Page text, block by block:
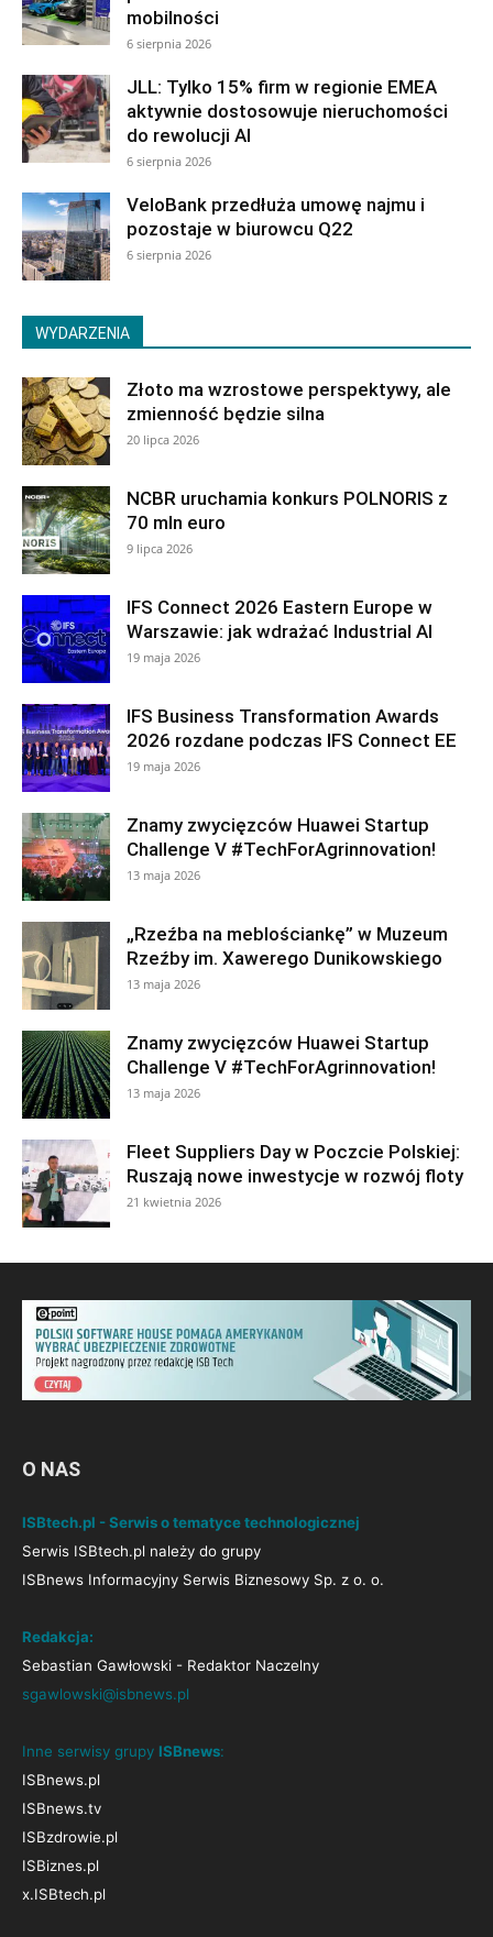
mobilności
6 sierpnia 2026
JLL: Tylko 15% firm w regionie EMEA
aktywnie dostosowuje nieruchomości
do rewolucji AI
6 sierpnia 2026
VeloBank przedłuża umowę najmu i
pozostaje w biurowcu Q22
6 sierpnia 2026
WYDARZENIA
Złoto ma wzrostowe perspektywy, ale
zmienność będzie silna
20 lipca 2026
NCBR uruchamia konkurs POLNORIS z
70 mln euro
9 lipca 2026
IFS Connect 2026 Eastern Europe w
Warszawie: jak wdrażać Industrial AI
19 maja 2026
IFS Business Transformation Awards
2026 rozdane podczas IFS Connect EE
19 maja 2026
Znamy zwycięzców Huawei Startup
Challenge V #TechForAgrinnovation!
13 maja 2026
„Rzeźba na meblościankę” w Muzeum
Rzeźby im. Xawerego Dunikowskiego
13 maja 2026
Znamy zwycięzców Huawei Startup
Challenge V #TechForAgrinnovation!
13 maja 2026
Fleet Suppliers Day w Poczcie Polskiej:
Ruszają nowe inwestycje w rozwój floty
21 kwietnia 2026
O NAS
ISBtech.pl - Serwis o tematyce technologicznej
Serwis ISBtech.pl należy do grupy
ISBnews Informacyjny Serwis Biznesowy Sp. z o. o.
Redakcja:
Sebastian Gawłowski - Redaktor Naczelny
sgawlowski@isbnews.pl
Inne serwisy grupy ISBnews:
ISBnews.pl
ISBnews.tv
ISBzdrowie.pl
ISBiznes.pl
x.ISBtech.pl